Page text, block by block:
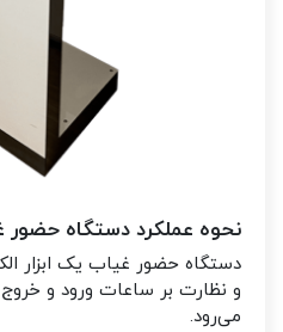
نحوه عملکرد دستگاه حضور
دستگاه حضور غیاب یک ابزار
و نظارت بر ساعات ورود و خروج
می‌رود.